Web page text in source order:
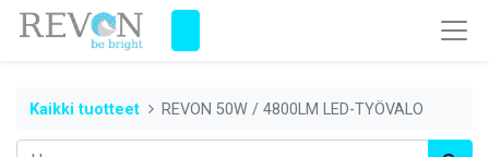
Kaikki tuotteet REVON 50W / 4800LM LED-TYÖVALO